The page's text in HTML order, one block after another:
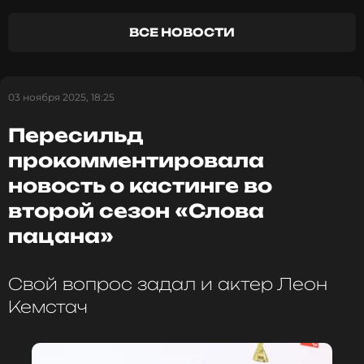
чтобы оставаться в курсе событий
ПОДПИСАТЬСЯ
ССЫЛКА
ВСЕ НОВОСТИ
03 ноября 2025, 18:25
Пересильд
прокомментировала
новость о кастинге во
второй сезон «Слова
пацана»
Свой вопрос задал и актер Леон
Кемстач